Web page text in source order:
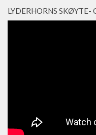
LYDERHORNS SKØYTE-